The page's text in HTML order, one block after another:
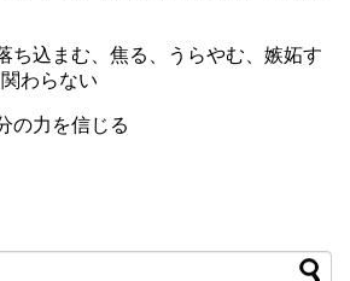
ち込まむ、焦る、うらやむ、嫉妬す
わらない
の力を信じる